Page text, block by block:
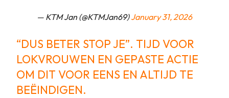
— KTM Jan (@KTMJan69)January 31, 2026
“DUS BETER STOP JE”. TIJD VOOR
LOKVROUWEN EN GEPASTE ACTIE
OM DIT VOOR EENS EN ALTIJD TE
BEËINDIGEN.